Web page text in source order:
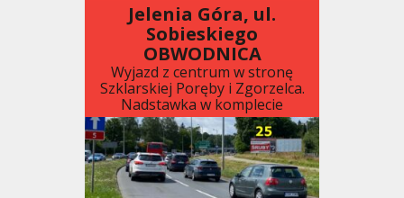
Jelenia Góra, ul.
Sobieskiego
OBWODNICA
Wyjazd z centrum w stronę
Szklarskiej Poręby i Zgorzelca.
Nadstawka w komplecie